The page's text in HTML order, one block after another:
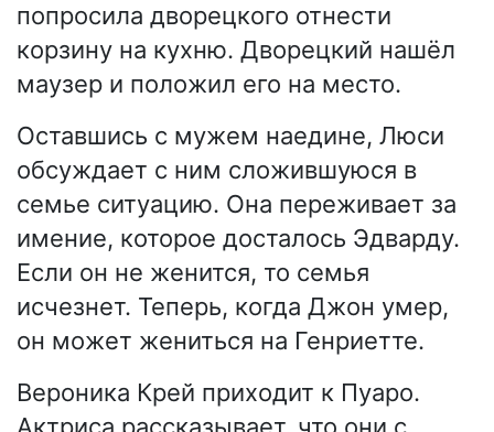
попросила дворецкого отнести
корзину на кухню. Дворецкий нашёл
маузер и положил его на место.
Оставшись с мужем наедине, Люси
обсуждает с ним сложившуюся в
семье ситуацию. Она переживает за
имение, которое досталось Эдварду.
Если он не женится, то семья
исчезнет. Теперь, когда Джон умер,
он может жениться на Генриетте.
Вероника Крей приходит к Пуаро.